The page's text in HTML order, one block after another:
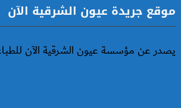
موقع جريدة عيون الشرقية الآن
يصدر عن مؤسسة عيون الشرقية الآن